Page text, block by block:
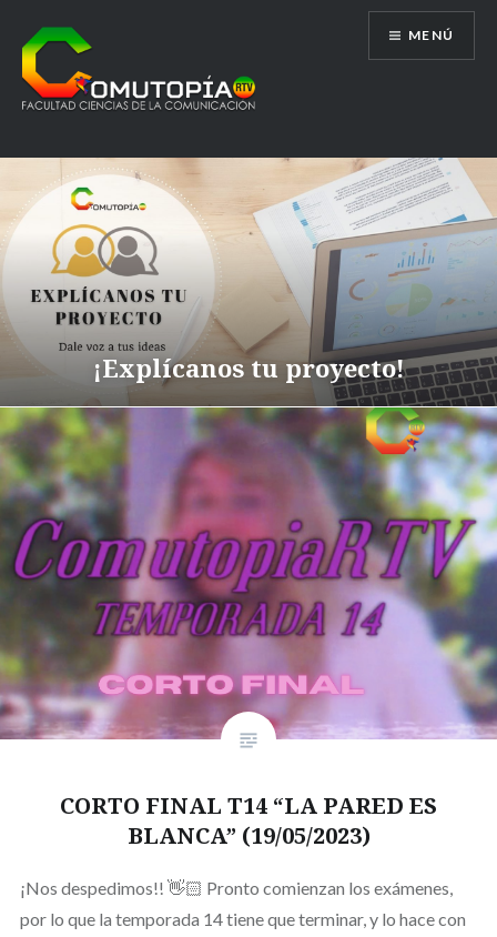
contenido
Comutopía RTV
MENÚ
Somos tu radio-televisión
universitaria
¡Explícanos tu proyecto!
CORTO FINAL T14 “LA PARED ES
BLANCA” (19/05/2023)
¡Nos despedimos!! 👋🏻 Pronto comienzan los exámenes,
por lo que la temporada 14 tiene que terminar, y lo hace con